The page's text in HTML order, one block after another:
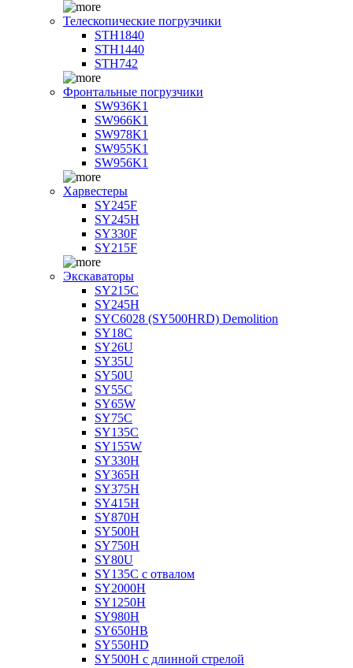
Телескопические погрузчики
STH1840
STH1440
STH742
Фронтальные погрузчики
SW936K1
SW966K1
SW978K1
SW955K1
SW956K1
Харвестеры
SY245F
SY245H
SY330F
SY215F
Экскаваторы
SY215C
SY245H
SYC6028 (SY500HRD) Demolition
SY18C
SY26U
SY35U
SY50U
SY55C
SY65W
SY75C
SY135C
SY155W
SY330H
SY365H
SY375H
SY415H
SY870H
SY500H
SY750H
SY80U
SY135C с отвалом
SY2000H
SY1250H
SY980H
SY650HB
SY550HD
SY500H с длинной стрелой